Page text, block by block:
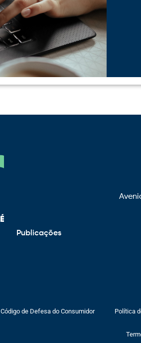
Publicações
Código de Defesa do Consumidor Política